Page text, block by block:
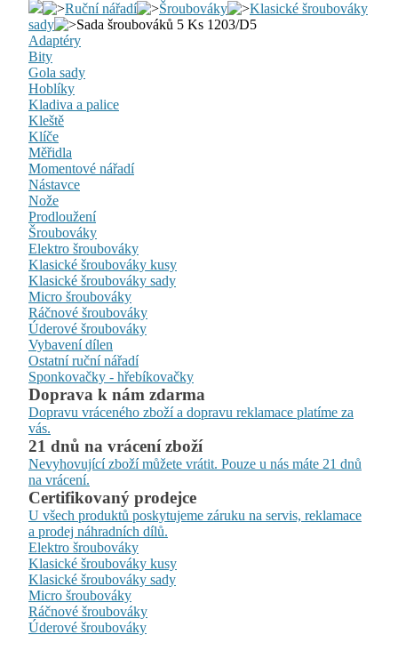
Ruční nářadí Šroubováky
Klasické šroubováky
sady
Sada šroubováků 5 Ks 1203/D5
Adaptéry
Bity
Gola sady
Hoblíky
Kladiva a palice
Kleště
Klíče
Měřidla
Momentové nářadí
Nástavce
Nože
Prodloužení
Šroubováky
Elektro šroubováky
Klasické šroubováky kusy
Klasické šroubováky sady
Micro šroubováky
Ráčnové šroubováky
Úderové šroubováky
Vybavení dílen
Ostatní ruční nářadí
Sponkovačky - hřebíkovačky
Doprava k nám zdarma
Dopravu vráceného zboží a dopravu reklamace platíme za
vás.
21 dnů na vrácení zboží
Nevyhovující zboží můžete vrátit. Pouze u nás máte 21 dnů
na vrácení.
Certifikovaný prodejce
U všech produktů poskytujeme záruku na servis, reklamace
a prodej náhradních dílů.
Elektro šroubováky
Klasické šroubováky kusy
Klasické šroubováky sady
Micro šroubováky
Ráčnové šroubováky
Úderové šroubováky